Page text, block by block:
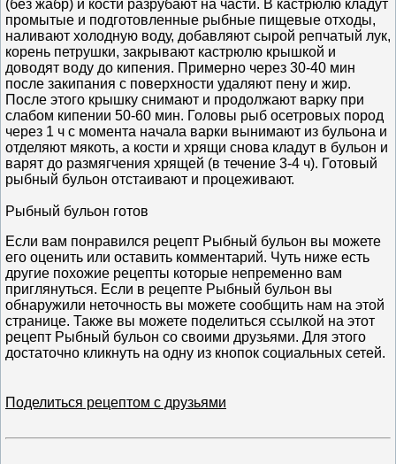
(без жабр) и кости разрубают на части. В кастрюлю кладут
промытые и подготовленные рыбные пищевые отходы,
наливают холодную воду, добавляют сырой репчатый лук,
корень петрушки, закрывают кастрюлю крышкой и
доводят воду до кипения. Примерно через 30-40 мин
после закипания с поверхности удаляют пену и жир.
После этого крышку снимают и продолжают варку при
слабом кипении 50-60 мин. Головы рыб осетровых пород
через 1 ч с момента начала варки вынимают из бульона и
отделяют мякоть, а кости и хрящи снова кладут в бульон и
варят до размягчения хрящей (в течение 3-4 ч). Готовый
рыбный бульон отстаивают и процеживают.
Рыбный бульон готов
Если вам понравился рецепт Рыбный бульон вы можете
его оценить или оставить комментарий. Чуть ниже есть
другие похожие рецепты которые непременно вам
приглянуться. Если в рецепте Рыбный бульон вы
обнаружили неточность вы можете сообщить нам на этой
странице. Также вы можете поделиться ссылкой на этот
рецепт Рыбный бульон со своими друзьями. Для этого
достаточно кликнуть на одну из кнопок социальных сетей.
Поделиться рецептом с друзьями